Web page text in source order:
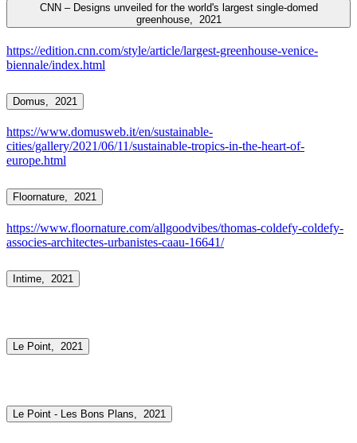
CNN – Designs unveiled for the world's largest single-domed
greenhouse, 2021
https://edition.cnn.com/style/article/largest-greenhouse-venice-
biennale/index.html
Domus, 2021
https://www.domusweb.it/en/sustainable-
cities/gallery/2021/06/11/sustainable-tropics-in-the-heart-of-
europe.html
Floornature, 2021
https://www.floornature.com/allgoodvibes/thomas-coldefy-coldefy-
associes-architectes-urbanistes-caau-16641/
Intime, 2021
Le Point, 2021
Le Point - Les Bons Plans, 2021